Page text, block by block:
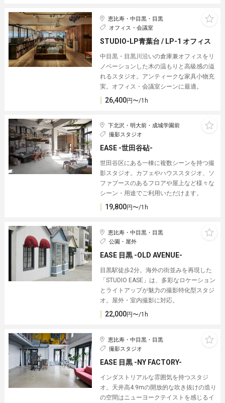
恵比寿・中目黒・目黒
オフィス・会議室
STUDIO-LP青葉台 / LP-1 オフィス
中目黒・目黒川沿いの倉庫兼オフィスをリ
ノベーションした木の温もりと高級感の溢
れるスタジオ。アンティークな家具小物充
実。オフィス・会議室シーンに最適。
26,400円〜/1h
下北沢・明大前・成城学園前
撮影スタジオ
EASE -世田谷砧-
世田谷区にある一棟に複数シーンを持つ撮
影スタジオ。カフェやハウススタジオ、ソ
ファブースのあるフロアや屋上など様々な
シーン・用途でご利用いただけます。
19,800円〜/1h
恵比寿・中目黒・目黒
公園・屋外
EASE 目黒 -OLD AVENUE-
目黒駅徒歩2分。海外の街並みを再現した
「STUDIO EASE」は、多彩なロケーション
とライトアップが魅力の撮影特化型スタジ
オ。屋外・室内撮影に対応。
22,000円〜/1h
恵比寿・中目黒・目黒
撮影スタジオ
EASE 目黒 -NY FACTORY-
インダストリアルな雰囲気を持つスタジ
オ。天井高4.9mの開放的な吹き抜けの造り
の空間はニューヨークテイストを感じるイ